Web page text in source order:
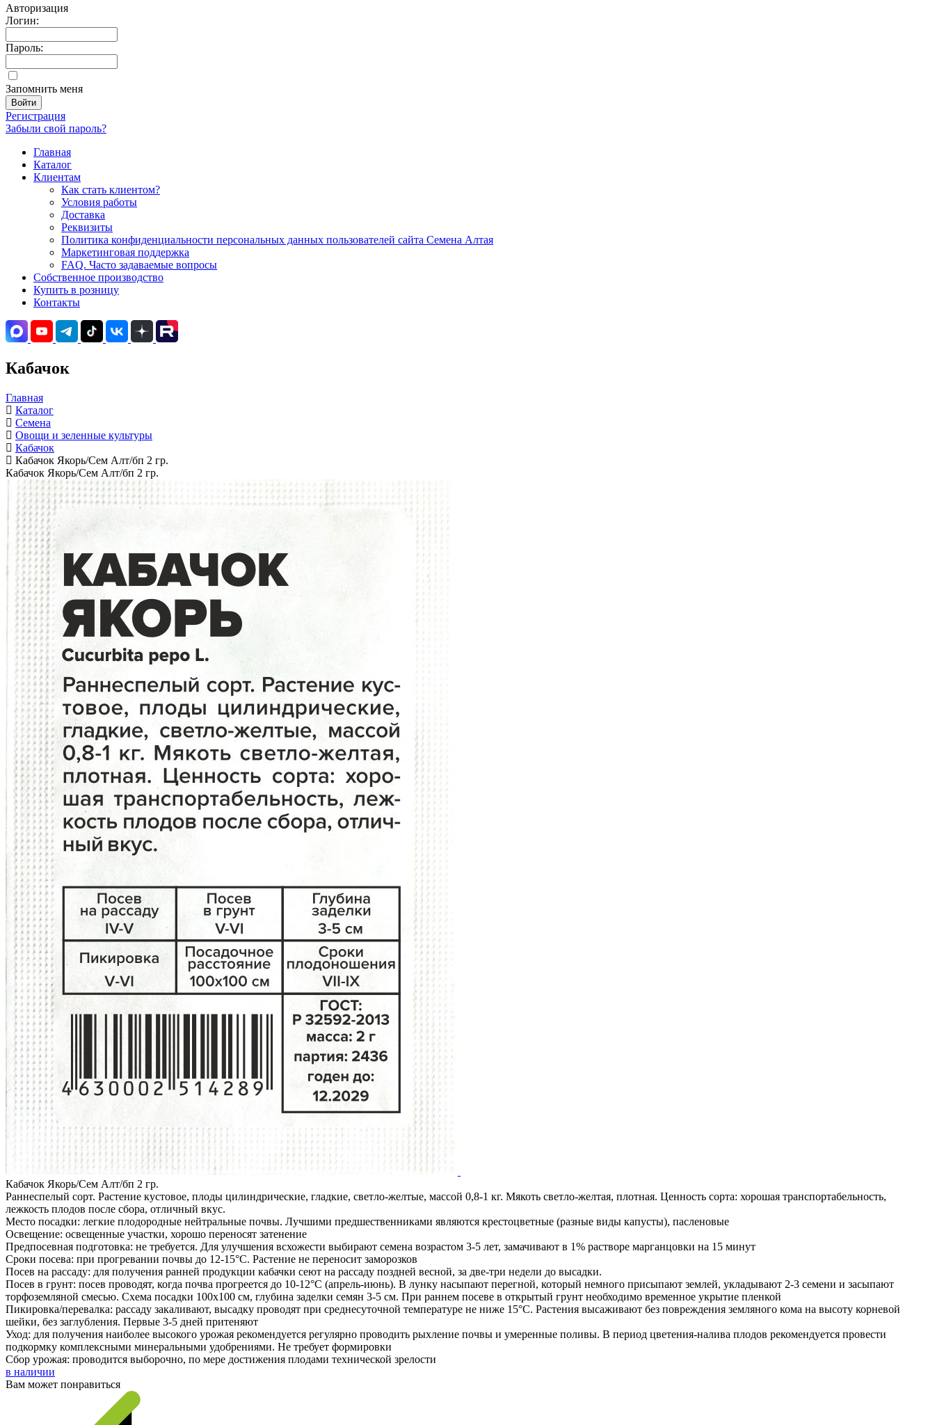
Авторизация
Логин:
Пароль:
Запомнить меня
Регистрация
Забыли свой пароль?
Главная
Каталог
Клиентам
Как стать клиентом?
Условия работы
Доставка
Реквизиты
Политика конфиденциальности персональных данных пользователей сайта Семена Алтая
Маркетинговая поддержка
FAQ. Часто задаваемые вопросы
Собственное производство
Купить в розницу
Контакты
Кабачок
Главная
Каталог
Семена
Овощи и зеленные культуры
Кабачок
Кабачок Якорь/Сем Алт/бп 2 гр.
Кабачок Якорь/Сем Алт/бп 2 гр.
Кабачок Якорь/Сем Алт/бп 2 гр.
Раннеспелый сорт. Растение кустовое, плоды цилиндрические, гладкие, светло-желтые, массой 0,8-1 кг. Мякоть светло-желтая, плотная. Ценность сорта: хорошая транспортабельность,
лежкость плодов после сбора, отличный вкус.
Место посадки: легкие плодородные нейтральные почвы. Лучшими предшественниками являются крестоцветные (разные виды капусты), пасленовые
Освещение: освещенные участки, хорошо переносят затенение
Предпосевная подготовка: не требуется. Для улучшения всхожести выбирают семена возрастом 3-5 лет, замачивают в 1% растворе марганцовки на 15 минут
Сроки посева: при прогревании почвы до 12-15°C. Растение не переносит заморозков
Посев на рассаду: для получения ранней продукции кабачки сеют на рассаду поздней весной, за две-три недели до высадки.
Посев в грунт: посев проводят, когда почва прогреется до 10-12°C (апрель-июнь). В лунку насыпают перегной, который немного присыпают землей, укладывают 2-3 семени и засыпают
торфоземляной смесью. Схема посадки 100х100 см, глубина заделки семян 3-5 см. При раннем посеве в открытый грунт необходимо временное укрытие пленкой
Пикировка/перевалка: рассаду закаливают, высадку проводят при среднесуточной температуре не ниже 15°C. Растения высаживают без повреждения земляного кома на высоту корневой
шейки, без заглубления. Первые 3-5 дней притеняют
Уход: для получения наиболее высокого урожая рекомендуется регулярно проводить рыхление почвы и умеренные поливы. В период цветения-налива плодов рекомендуется провести
подкормку комплексными минеральными удобрениями. Не требует формировки
Сбор урожая: проводится выборочно, по мере достижения плодами технической зрелости
в наличии
Вам может понравиться